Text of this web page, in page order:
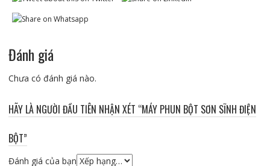
Đánh giá
Chưa có đánh giá nào.
HÃY LÀ NGƯỜI ĐẦU TIÊN NHẬN XÉT “MÁY PHUN BỘT SƠN SĨNH ĐIỆN
BỘT”
Đánh giá của bạn